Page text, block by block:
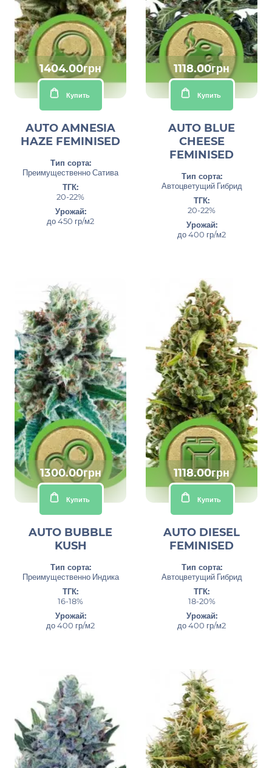
1404.00грн
Купить
AUTO AMNESIA
HAZE FEMINISED
Тип сорта:
Преимущественно Сатива
ТГК:
20-22%
Урожай:
до 450 гр/м2
1118.00грн
Купить
AUTO BLUE
CHEESE
FEMINISED
Тип сорта:
Автоцветущий Гибрид
ТГК:
20-22%
Урожай:
до 400 гр/м2
1300.00грн
Купить
AUTO BUBBLE
KUSH
Тип сорта:
Преимущественно Индика
ТГК:
16-18%
Урожай:
до 400 гр/м2
1118.00грн
Купить
AUTO DIESEL
FEMINISED
Тип сорта:
Автоцветущий Гибрид
ТГК:
18-20%
Урожай:
до 400 гр/м2